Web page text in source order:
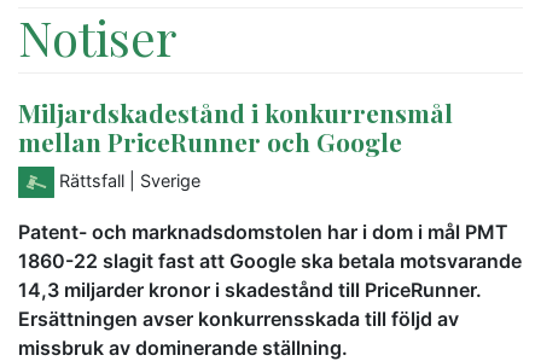
Notiser
Miljardskadestånd i konkurrensmål
mellan PriceRunner och Google
Rättsfall | Sverige
Patent- och marknadsdomstolen har i dom i mål PMT
1860-22 slagit fast att Google ska betala motsvarande
14,3 miljarder kronor i skadestånd till PriceRunner.
Ersättningen avser konkurrensskada till följd av
missbruk av dominerande ställning.